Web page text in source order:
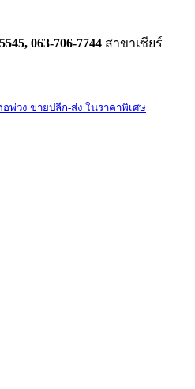
063-706-7744 สาขาเซียร์
พ่วง ขายปลีก-ส่ง ในราคาพิเศษ